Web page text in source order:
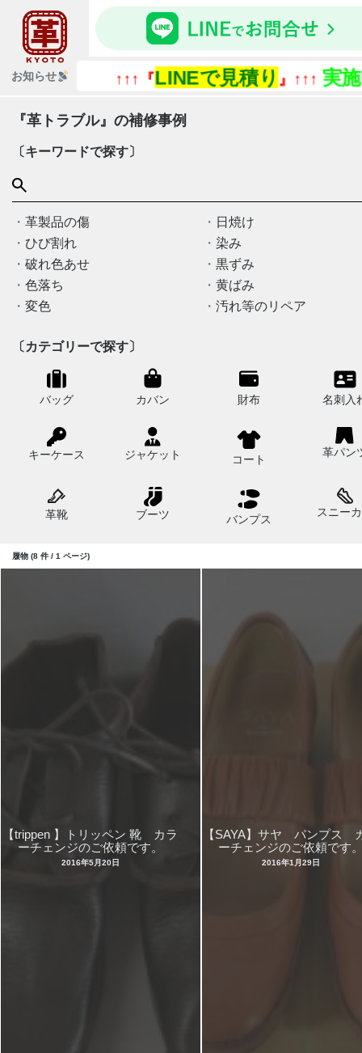
お知らせ ↑↑↑『LINEで見積り』↑↑↑実施中
『革トラブル』の補修事例
〔キーワードで探す〕
革製品の傷
日焼け
ひび割れ
染み
破れ色あせ
黒ずみ
色落ち
黄ばみ
変色
汚れ等のリペア
〔カテゴリーで探す〕
バッグ カバン 財布 名刺入
キーケース ジャケット コート
革パン
革靴 ブーツ バンプス
スニー
履物 (8 件 / 1 ページ)
【trippen 】トリッペン 靴 カラ
ーチェンジのご依頼です。
2016年5月20日
【SAYA】サヤ パンプス
ーチェンジのご依頼です
2016年1月29日